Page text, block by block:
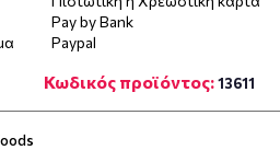
Pay by Bank
Paypal
Κωδικός προϊόντος:13611